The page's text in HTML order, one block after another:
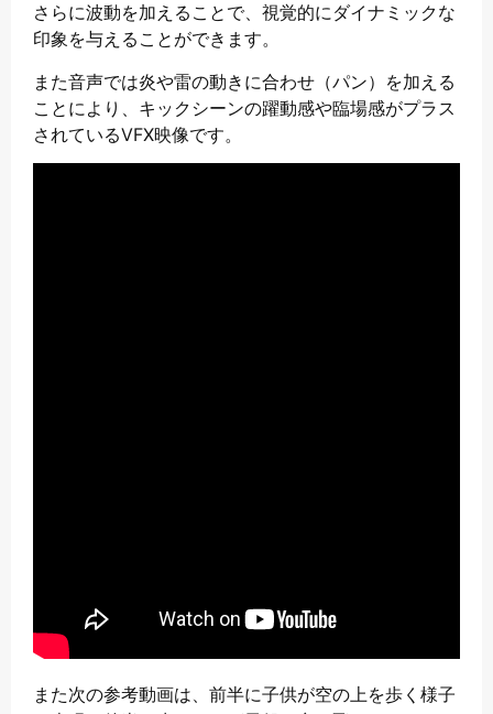
さらに波動を加えることで、視覚的にダイナミックな
印象を与えることができます。
また音声では炎や雷の動きに合わせ（パン）を加える
ことにより、キックシーンの躍動感や臨場感がプラス
されているVFX映像です。
また次の参考動画は、前半に子供が空の上を歩く様子